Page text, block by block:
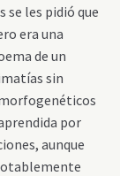
se les pidió que
era una
de un
sin
por
aunque